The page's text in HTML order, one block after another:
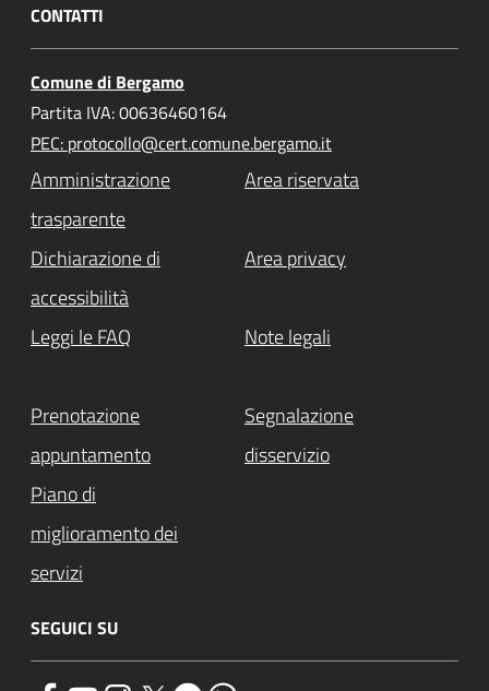
CONTATTI
Comune di Bergamo
Partita IVA: 00636460164
PEC: protocollo@cert.comune.bergamo.it
Amministrazione
trasparente
Area riservata
Dichiarazione di
accessibilità
Area privacy
Leggi le FAQ Note legali
Prenotazione
appuntamento
Segnalazione
disservizio
Piano di
miglioramento dei
servizi
SEGUICI SU